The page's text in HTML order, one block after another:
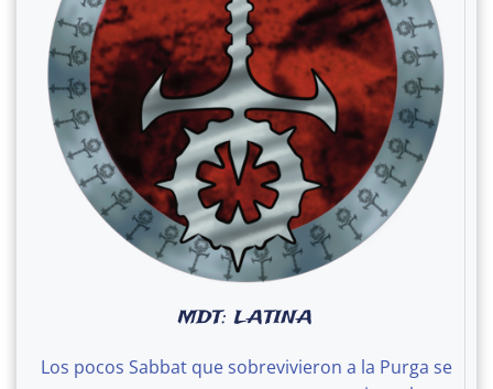
MDT: LATINA
Los pocos Sabbat que sobrevivieron a la Purga se